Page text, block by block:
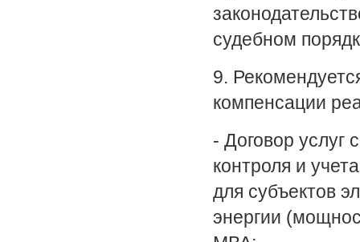
судебном
9.
компенсации
- Договор услуг
контроля и
для субъектов
энергии